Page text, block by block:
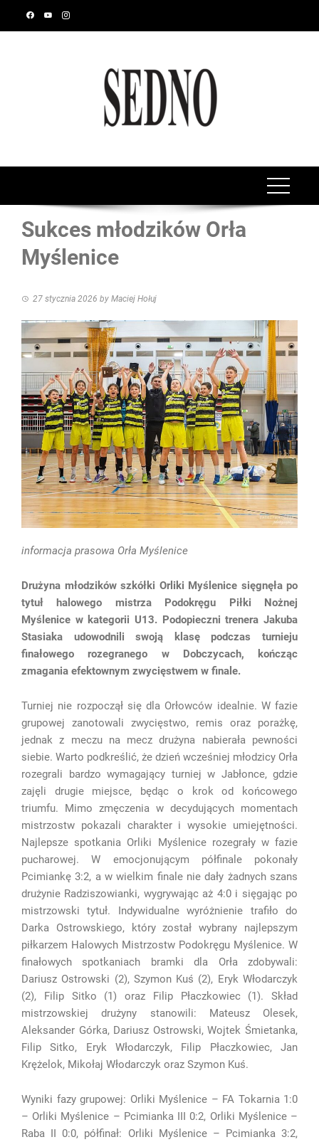
Sukces młodzików Orła
Myślenice
27 stycznia 2026 by Maciej Hołuj
informacja prasowa Orła Myślenice
Drużyna młodzików szkółki Orliki Myślenice sięgnęła po
tytuł halowego mistrza Podokręgu Piłki Nożnej
Myślenice w kategorii U13. Podopieczni trenera Jakuba
Stasiaka udowodnili swoją klasę podczas turnieju
finałowego rozegranego w Dobczycach, kończąc
zmagania efektownym zwycięstwem w finale.
Turniej nie rozpoczął się dla Orłowców idealnie. W fazie
grupowej zanotowali zwycięstwo, remis oraz porażkę,
jednak z meczu na mecz drużyna nabierała pewności
siebie. Warto podkreślić, że dzień wcześniej młodzicy Orła
rozegrali bardzo wymagający turniej w Jabłonce, gdzie
zajęli drugie miejsce, będąc o krok od końcowego
triumfu. Mimo zmęczenia w decydujących momentach
mistrzostw pokazali charakter i wysokie umiejętności.
Najlepsze spotkania Orliki Myślenice rozegrały w fazie
pucharowej. W emocjonującym półfinale pokonały
Pcimiankę 3:2, a w wielkim finale nie dały żadnych szans
drużynie Radziszowianki, wygrywając aż 4:0 i sięgając po
mistrzowski tytuł. Indywidualne wyróżnienie trafiło do
Darkа Ostrowskiego, który został wybrany najlepszym
piłkarzem Halowych Mistrzostw Podokręgu Myślenice. W
finałowych spotkaniach bramki dla Orła zdobywali:
Dariusz Ostrowski (2), Szymon Kuś (2), Eryk Włodarczyk
(2), Filip Sitko (1) oraz Filip Płaczkowiec (1). Skład
mistrzowskiej drużyny stanowili: Mateusz Olesek,
Aleksander Górka, Dariusz Ostrowski, Wojtek Śmietanka,
Filip Sitko, Eryk Włodarczyk, Filip Płaczkowiec, Jan
Krężelok, Mikołaj Włodarczyk oraz Szymon Kuś.
Wyniki fazy grupowej: Orliki Myślenice – FA Tokarnia 1:0
– Orliki Myślenice – Pcimianka III 0:2, Orliki Myślenice –
Raba II 0:0, półfinał: Orliki Myślenice – Pcimianka 3:2,